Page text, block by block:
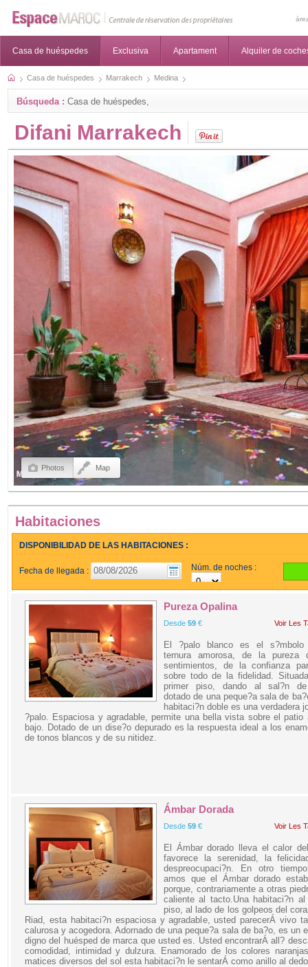
Casa de huéspedes Exclusiva Apartament Alquiler de
Casa de huéspedes Marrakech Medina
Búsqueda : Casa de huéspedes,
Difani Marrakech
Photos Map
Habitaciones
DISPONIBILIDAD DE LAS HABITACIONES :
Fecha de llegada : Núm. de noches :
Pureza Opalina
Desde 59 € Voir Les
El ?palo blanco es el
ternura amorosa, de la pureza
sentimientos, de la confianza
sobre todo de la fidelidad.
primer piso, dando al sal?n
dotado de una peque?a sala de
habitaci?n doble es una verdadera
?palo. Espaciosa y agradable, permite una bella vista sobre el patio
bajo. Dotado de un dise?o depurado es la respuesta ideal a los
de tonos blancos y de su nitidez.
Ámbar Dorada
Desde 59 € Voir Les
El Ámbar dorado lleva el calor
favorece la serenidad, la
despreocupaci?n. En otro
amos que el Ámbar dorado
porque, contrariamente a otras
caliente al tacto.Una habitaci?n al
piso, al lado de los golpeos del
Riad, esta habitaci?n espaciosa y agradable, usted parecerÁ vivo
calurosa y acogedora. Adornado de una peque?a sala de ba?o, es un
digno del huésped de marca que usted es. Usted encontrarÁ all?
comodidad, intimidad y dulzura. Enamorado de los colores
matices diversos del sol esta habitaci?n le sentarÁ como anillo al dedo